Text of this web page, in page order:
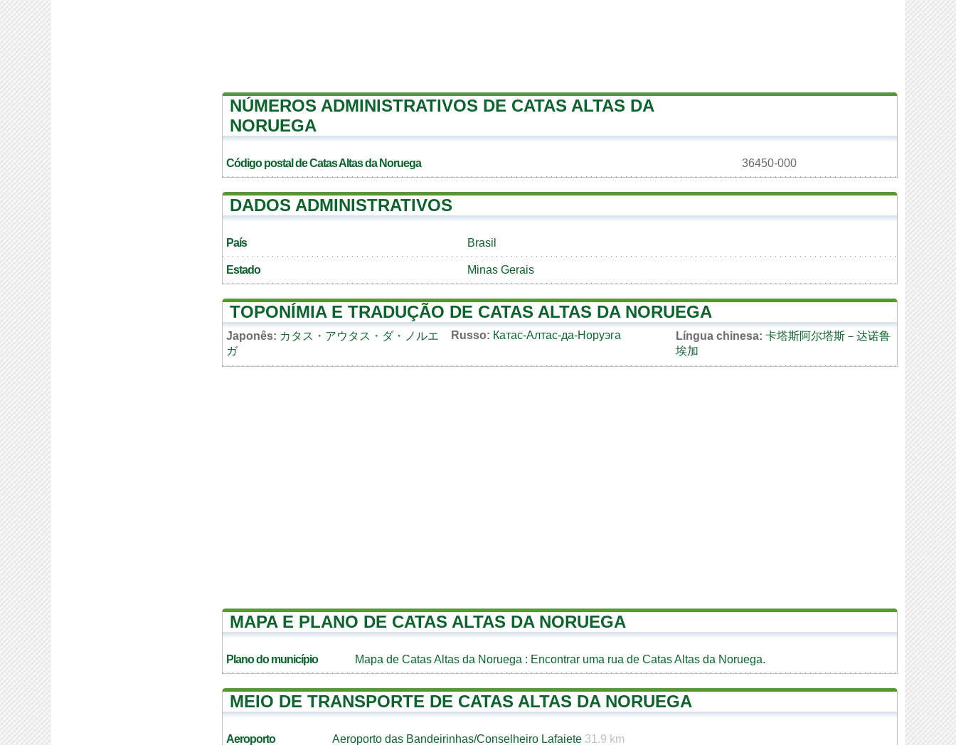
NÚMEROS ADMINISTRATIVOS DE CATAS ALTAS DA
NORUEGA
Código postal de Catas Altas da Noruega 36450-000
DADOS ADMINISTRATIVOS
País Brasil
Estado Minas Gerais
TOPONÍMIA E TRADUÇÃO DE CATAS ALTAS DA NORUEGA
Japonês: カタス・アウタス・ダ・ノルエ
ガ
Russo: Катас-Алтас-да-Норуэга Língua chinesa: 卡塔斯阿尔塔斯－达诺鲁
埃加
MAPA E PLANO DE CATAS ALTAS DA NORUEGA
Plano do município Mapa de Catas Altas da Noruega : Encontrar uma rua de Catas Altas da Noruega.
MEIO DE TRANSPORTE DE CATAS ALTAS DA NORUEGA
Aeroporto Aeroporto das Bandeirinhas/Conselheiro Lafaiete 31.9 km